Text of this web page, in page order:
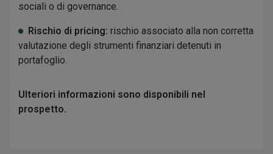
sociali o di governance.
Rischio di pricing: rischio associato alla non corretta
valutazione degli strumenti finanziari detenuti in
portafoglio.
Ulteriori informazioni sono disponibili nel
prospetto.